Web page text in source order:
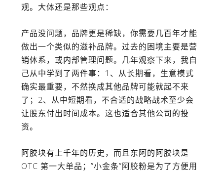
观。大体还是那些观点：
产品没问题，品牌更是稀缺，你需要几百年才能
做出一个类似的滋补品牌。过去的困境主要是营
销体系，或内部管理问题。几年观察下来，我自
己从中学到了两件事：1、从长期看，生意模式
确实最重要，不然换成其他品牌可能就起不来
了；2、从中短期看，不合适的战略战术至少会
让股东付出时间成本。这也适合其他公司的投
资。
阿胶块有上千年的历史，而且东阿的阿胶块是
OTC 第一大单品；”小金条”阿胶粉是为了方便用